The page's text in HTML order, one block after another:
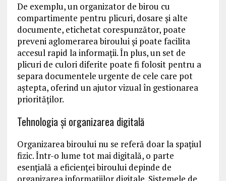
De exemplu, un organizator de birou cu
compartimente pentru plicuri, dosare și alte
documente, etichetat corespunzător, poate
preveni aglomerarea biroului și poate facilita
accesul rapid la informații. În plus, un set de
plicuri de culori diferite poate fi folosit pentru a
separa documentele urgente de cele care pot
aștepta, oferind un ajutor vizual în gestionarea
priorităților.
Tehnologia și organizarea digitală
Organizarea biroului nu se referă doar la spațiul
fizic. Într-o lume tot mai digitală, o parte
esențială a eficienței biroului depinde de